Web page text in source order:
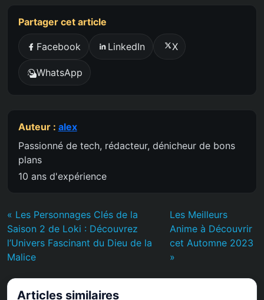
Partager cet article
Facebook LinkedIn X
WhatsApp
Auteur : alex
Passionné de tech, rédacteur, dénicheur de bons
plans
10 ans d'expérience
« Les Personnages Clés de la
Saison 2 de Loki : Découvrez
l’Univers Fascinant du Dieu de la
Malice
Les Meilleurs
Anime à Découvrir
cet Automne 2023
»
Articles similaires